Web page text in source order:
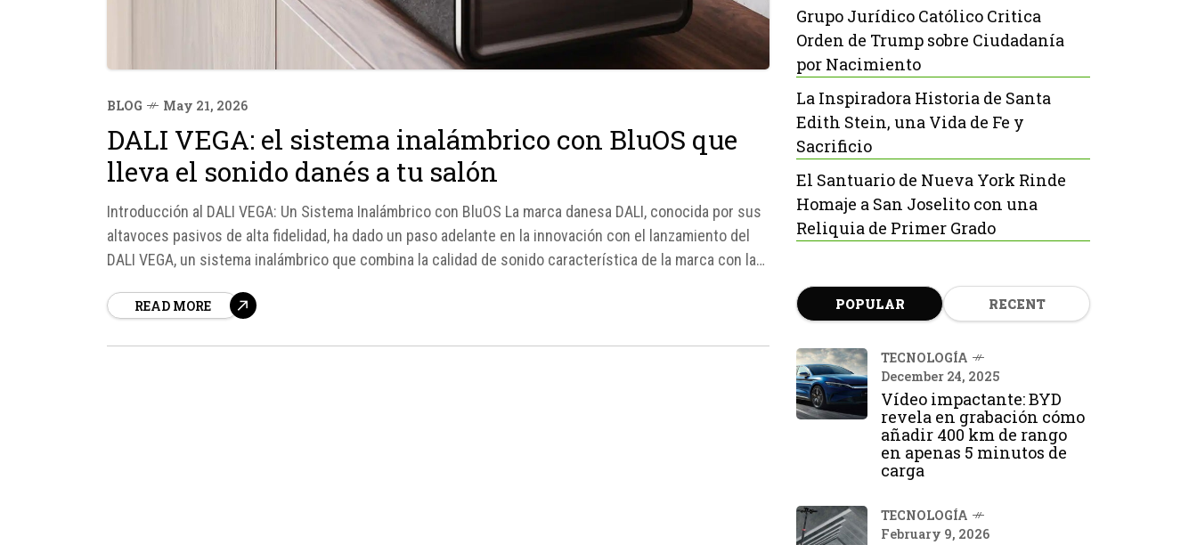
BLOG May 21, 2026
DALI VEGA: el sistema inalámbrico con BluOS que
lleva el sonido danés a tu salón
Introducción al DALI VEGA: Un Sistema Inalámbrico con BluOS La marca danesa DALI, conocida por sus
altavoces pasivos de alta fidelidad, ha dado un paso adelante en la innovación con el lanzamiento del
DALI VEGA, un sistema inalámbrico que combina la calidad de sonido característica de la marca con la
READ MORE
Grupo Jurídico Católico Critica
Orden de Trump sobre Ciudadanía
por Nacimiento
La Inspiradora Historia de Santa
Edith Stein, una Vida de Fe y
Sacrificio
El Santuario de Nueva York Rinde
Homaje a San Joselito con una
Reliquia de Primer Grado
POPULAR RECENT
TECNOLOGÍA
December 24, 2025
Vídeo impactante: BYD
revela en grabación cómo
añadir 400 km de rango
en apenas 5 minutos de
carga
TECNOLOGÍA
February 9, 2026